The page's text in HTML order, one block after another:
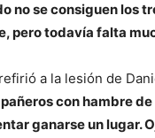
no se consiguen los
pero todavía falta
a la lesión de
con hambre
ganarse un lugar.